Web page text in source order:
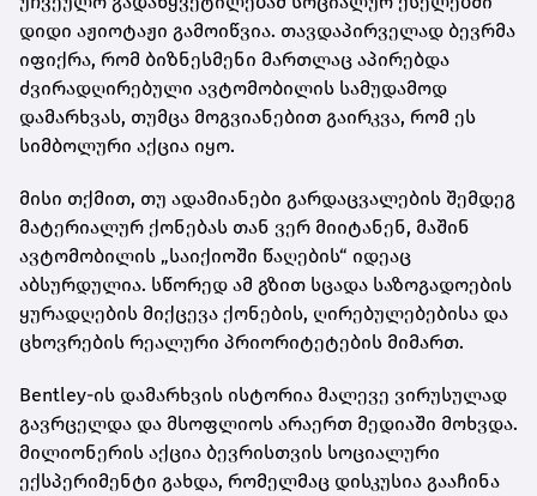
დიდი აჟიოტაჟი გამოიწვია. თავდაპირველად ბევრმა
იფიქრა, რომ ბიზნესმენი მართლაც აპირებდა
ძვირადღირებული ავტომობილის სამუდამოდ
დამარხვას, თუმცა მოგვიანებით გაირკვა, რომ ეს
სიმბოლური აქცია იყო.
მისი თქმით, თუ ადამიანები გარდაცვალების შემდეგ
მატერიალურ ქონებას თან ვერ მიიტანენ, მაშინ
ავტომობილის „საიქიოში წაღების“ იდეაც
აბსურდულია. სწორედ ამ გზით სცადა საზოგადოების
ყურადღების მიქცევა ქონების, ღირებულებებისა და
ცხოვრების რეალური პრიორიტეტების მიმართ.
Bentley-ის დამარხვის ისტორია მალევე ვირუსულად
გავრცელდა და მსოფლიოს არაერთ მედიაში მოხვდა.
მილიონერის აქცია ბევრისთვის სოციალური
ექსპერიმენტი გახდა, რომელმაც დისკუსია გააჩინა